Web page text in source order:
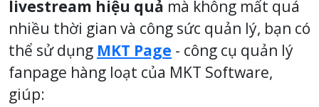
livestream hiệu quả mà không mất quá
nhiều thời gian và công sức quản lý, bạn có
thể sử dụng MKT Page - công cụ quản lý
fanpage hàng loạt của MKT Software,
giúp: